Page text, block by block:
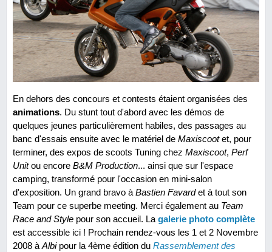
En dehors des concours et contests étaient organisées des
animations. Du stunt tout d'abord avec les démos de
quelques jeunes particulièrement habiles, des passages au
banc d'essais ensuite avec le matériel de Maxiscootet, pour
terminer, des expos de scoots Tuning chez Maxiscoot, Perf
Unitou encore B&M Production... ainsi que sur l'espace
camping, transformé pour l'occasion en mini-salon
d'exposition. Un grand bravo à Bastien Favardet à tout son
Team pour ce superbe meeting. Merci également au Team
Race and Style pour son accueil. La galerie photo complète
est accessible ici ! Prochain rendez-vous les 1 et 2 Novembre
2008 à Albipour la 4ème édition du Rassemblement des